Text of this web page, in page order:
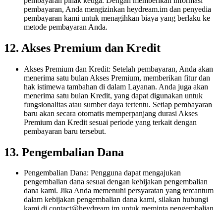
pembayaran, Anda mengizinkan heydream.im dan penyedia
pembayaran kami untuk menagihkan biaya yang berlaku ke
metode pembayaran Anda.
12. Akses Premium dan Kredit
Akses Premium dan Kredit: Setelah pembayaran, Anda akan
menerima satu bulan Akses Premium, memberikan fitur dan
hak istimewa tambahan di dalam Layanan. Anda juga akan
menerima satu bulan Kredit, yang dapat digunakan untuk
fungsionalitas atau sumber daya tertentu. Setiap pembayaran
baru akan secara otomatis memperpanjang durasi Akses
Premium dan Kredit sesuai periode yang terkait dengan
pembayaran baru tersebut.
13. Pengembalian Dana
Pengembalian Dana: Pengguna dapat mengajukan
pengembalian dana sesuai dengan kebijakan pengembalian
dana kami. Jika Anda memenuhi persyaratan yang tercantum
dalam kebijakan pengembalian dana kami, silakan hubungi